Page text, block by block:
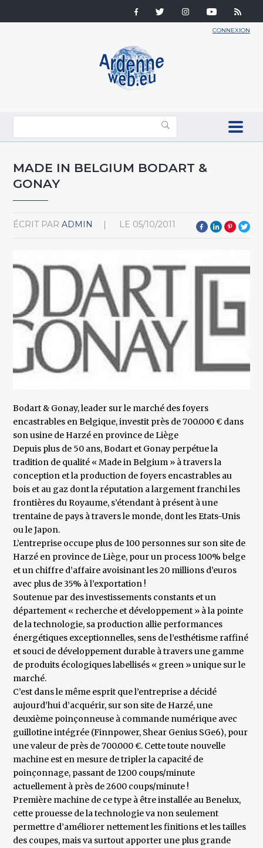
CONNEXION
MADE IN BELGIUM BODART &
GONAY
ÉCRIT PAR ADMIN LE 05/10/2011
Bodart & Gonay, leader sur le marché des foyers
encastrables en Belgique, investit près de 700.000 € dans
son usine de Harzé en province de Liège
Depuis plus de 50 ans, Bodart et Gonay perpétue la
tradition de qualité « Made in Belgium » à travers la
conception et la production de foyers encastrables au
bois et au gaz dont la réputation a largement franchi les
frontières du Royaume, s’étendant à présent à une
trentaine de pays à travers le monde, dont les Etats-Unis
ou le Japon.
L’entreprise occupe plus de 100 personnes sur son site de
Harzé en province de Liège, pour un process 100% belge
et un chiffre d’affaire avoisinant les 20 millions d’euros
avec plus de 35% à l’exportation !
Soutenue par des investissements constants et un
département « recherche et développement » à la pointe
de la technologie, sa production allie performances
énergétiques exceptionnelles, sens de l’esthétisme raffiné
et souci de développement durable à travers une gamme
de produits écologiques labellisés « green » unique sur le
marché.
C’est dans le même esprit que l’entreprise a décidé
aujourd’hui d’acquérir, sur son site de Harzé, une
deuxième poinçonneuse à commande numérique avec
guillotine intégrée (Finnpower, Shear Genius SGe6), pour
une valeur de près de 700.000 €. Cette toute nouvelle
machine est en mesure de tripler la capacité de
poinçonnage, passant de 1200 coups/minute
actuellement à près de 2600 coups/minute !
Première machine de ce type à être installée au Benelux,
cette prouesse de la technologie va non seulement
permettre d’améliorer nettement les finitions et les tailles
des coupes, mais va surtout apporter une plus grande